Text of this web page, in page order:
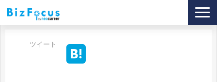
ツイート